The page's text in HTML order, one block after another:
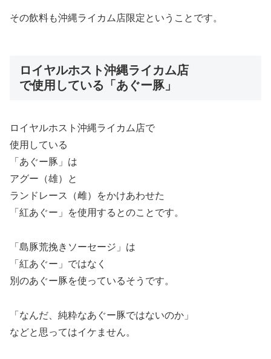
その飲料も沖縄ライカム店限定ということです。
ロイヤルホスト沖縄ライカム店
で使用している「あぐー豚」
ロイヤルホスト沖縄ライカム店で
使用している
「あぐー豚」は
アグー（雄）と
ランドレース（雌）をかけあわせた
「紅あぐー」を使用するとのことです。
「島豚荒挽きソーセージ」は
「紅あぐー」ではなく
別のあぐー豚を使っているそうです。
「なんだ、純粋なあぐー豚ではないのか」
などと思ってはイケません。